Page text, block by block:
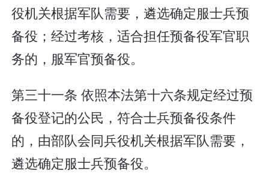
役机关根据军队需要，遴选确定服士兵预
备役；经过考核，适合担任预备役军官职
务的，服军官预备役。
第三十一条 依照本法第十六条规定经过预
备役登记的公民，符合士兵预备役条件
的，由部队会同兵役机关根据军队需要，
遴选确定服士兵预备役。